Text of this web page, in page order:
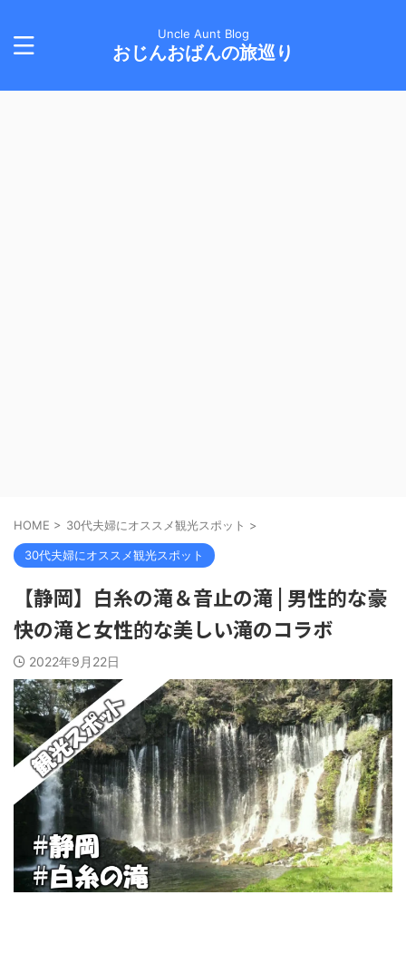
Uncle Aunt Blog
おじんおばんの旅巡り
HOME > 30代夫婦にオススメ観光スポット >
30代夫婦にオススメ観光スポット
【静岡】白糸の滝＆音止の滝 | 男性的な豪
快の滝と女性的な美しい滝のコラボ
2022年9月22日